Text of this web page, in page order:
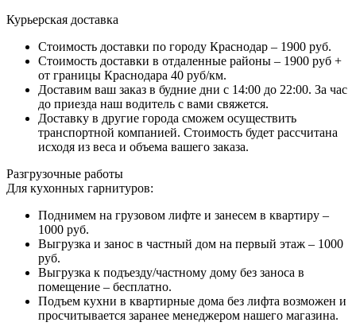
Курьерская доставка
Стоимость доставки по городу Краснодар – 1900 руб.
Стоимость доставки в отдаленные районы – 1900 руб +
от границы Краснодара 40 руб/км.
Доставим ваш заказ в будние дни с 14:00 до 22:00. За час
до приезда наш водитель с вами свяжется.
Доставку в другие города сможем осуществить
транспортной компанией. Стоимость будет рассчитана
исходя из веса и объема вашего заказа.
Разгрузочные работы
Для кухонных гарнитуров:
Поднимем на грузовом лифте и занесем в квартиру –
1000 руб.
Выгрузка и занос в частный дом на первый этаж – 1000
руб.
Выгрузка к подъезду/частному дому без заноса в
помещение – бесплатно.
Подъем кухни в квартирные дома без лифта возможен и
просчитывается заранее менеджером нашего магазина.